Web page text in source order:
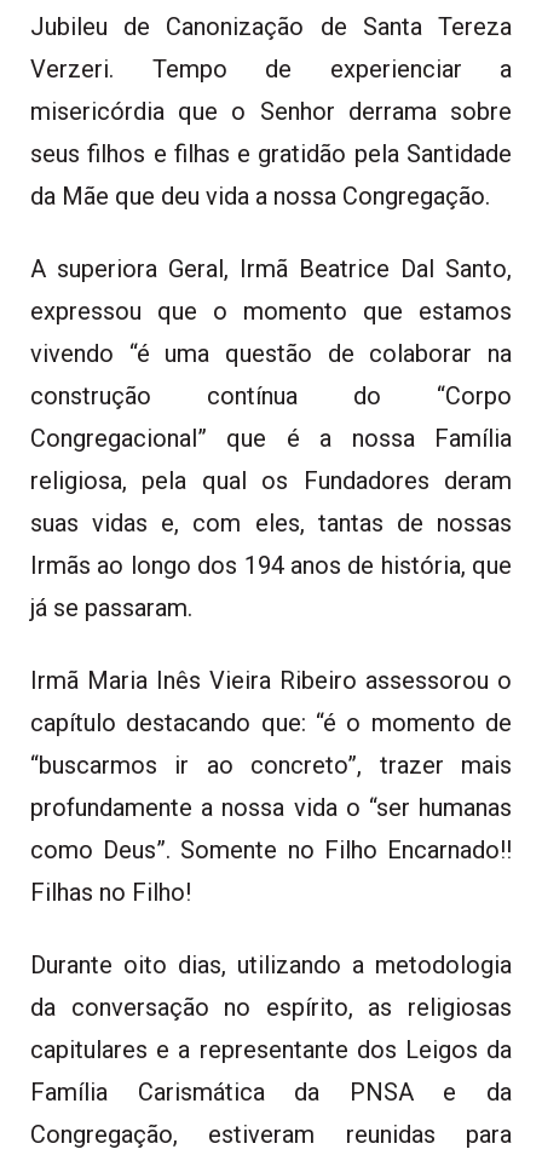
Jubileu de Canonização de Santa Tereza
Verzeri. Tempo de experienciar a
misericórdia que o Senhor derrama sobre
seus filhos e filhas e gratidão pela Santidade
da Mãe que deu vida a nossa Congregação.
A superiora Geral, Irmã Beatrice Dal Santo,
expressou que o momento que estamos
vivendo “é uma questão de colaborar na
construção contínua do “Corpo
Congregacional” que é a nossa Família
religiosa, pela qual os Fundadores deram
suas vidas e, com eles, tantas de nossas
Irmãs ao longo dos 194 anos de história, que
já se passaram.
Irmã Maria Inês Vieira Ribeiro assessorou o
capítulo destacando que: “é o momento de
“buscarmos ir ao concreto”, trazer mais
profundamente a nossa vida o “ser humanas
como Deus”. Somente no Filho Encarnado!!
Filhas no Filho!
Durante oito dias, utilizando a metodologia
da conversação no espírito, as religiosas
capitulares e a representante dos Leigos da
Família Carismática da PNSA e da
Congregação, estiveram reunidas para